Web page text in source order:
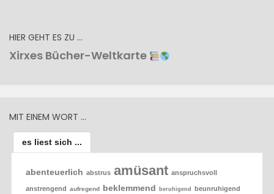
HIER GEHT ES ZU …
Xirxes Bücher-Weltkarte
MIT EINEM WORT …
es liest sich ...
abenteuerlich abstrus amüsant anspruchsvoll
anstrengend aufregend beklemmend beruhigend beunruhigend